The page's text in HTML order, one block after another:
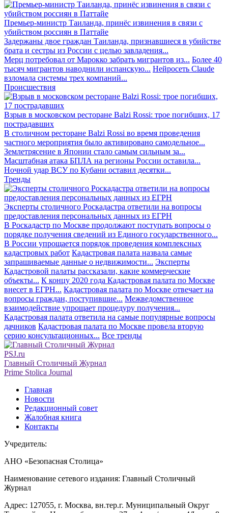
Премьер-министр Таиланда, принёс извинения в связи с
убийством россиян в Паттайе
Задержаны двое граждан Таиланда, признавшиеся в убийстве
брата и сестры из России с целью завладения...
Мерц потребовал от Марокко забрать мигрантов из... Более 40
тысяч мигрантов наводнили испанскую... Нейросеть Claude
взломала системы трех компаний...
Происшествия
Взрыв в московском ресторане Balzi Rossi: трое погибших, 17
пострадавших
В столичном ресторане Balzi Rossi во время проведения
частного мероприятия было активировано самодельное...
Землетрясение в Японии стало самым сильным за...
Масштабная атака БПЛА на регионы России оставила...
Ночной удар ВСУ по Кубани оставил десятки...
Тренды
Эксперты столичного Роскадастра ответили на вопросы
предоставления персональных данных из ЕГРН
В Роскадастр по Москве продолжают поступать вопросы о
порядке получения сведений из Единого государственного...
В России упрощается порядок проведения комплексных
кадастровых работ Кадастровая палата назвала самые
запрашиваемые данные о недвижимости... Эксперты
Кадастровой палаты рассказали, какие коммерческие
объекты... К концу 2020 года Кадастровая палата по Москве
внесет в ЕГРН... Кадастровая палата по Москве отвечает на
вопросы граждан, поступившие... Межведомственное
взаимодействие упрощает процедуру получения...
Кадастровая палата ответила на самые популярные вопросы
дачников Кадастровая палата по Москве провела вторую
серию консультационных... Все тренды
PSJ.ru
Главный Столичный Журнал
Prime Stolica Journal
Главная
Новости
Редакционный совет
Жалобная книга
Контакты
Учредитель:
АНО «Безопасная Столица»
Наименование сетевого издания: Главный Столичный
Журнал
Адрес: 127055, г. Москва, вн.тер.г. Муниципальный Округ